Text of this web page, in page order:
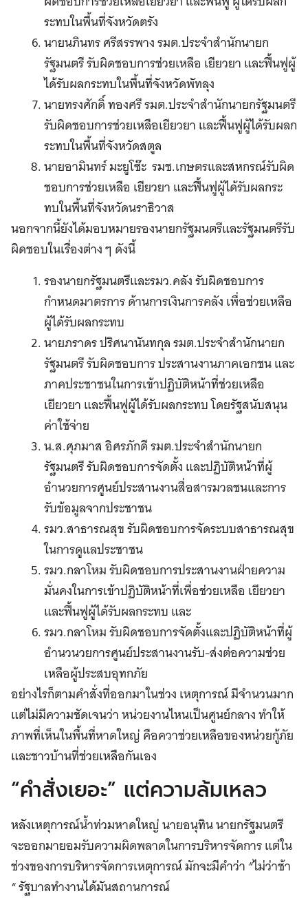
ระทบในพื้นที่จังหวัดตรัง
นายนภินทร ศรีสรรพาง รมต.ประจำสำนักนายก
รัฐมนตรี รับผิดชอบการช่วยเหลือ เยียวยา และฟื้นฟูผู้
ได้รับผลกระทบในพื้นที่จังหวัดพัทลุง
นายทรงศักดิ์ ทองศรี รมต.ประจำสำนักนายกรัฐมนตรี
รับผิดชอบการช่วยเหลือเยียวยา และฟื้นฟูผู้ได้รับผลก
ระทบในพื้นที่จังหวัดสตูล
นายอามินทร์ มะยูโซ๊ะ รมช.เกษตรและสหกรณ์รับผิด
ชอบการช่วยเหลือ เยียวยา และฟื้นฟูผู้ได้รับผลกระ
ทบในพื้นที่จังหวัดนราธิวาส
นอกจากนี้ยังได้มอบหมายรองนายกรัฐมนตรีและรัฐมนตรีรับ
ผิดชอบในเรื่องต่าง ๆ ดังนี้
รองนายกรัฐมนตรีและรมว.คลัง รับผิดชอบการ
กำหนดมาตรการ ด้านการเงินการคลัง เพื่อช่วยเหลือ
ผู้ได้รับผลกระทบ
นายภราดร ปริศนานันทกุล รมต.ประจำสำนักนายก
รัฐมนตรี รับผิดชอบการ ประสานงานภาคเอกชน และ
ภาคประชาชนในการเข้าปฏิบัติหน้าที่ช่วยเหลือ
เยียวยา และฟื้นฟูผู้ได้รับผลกระทบ โดยรัฐสนับสนุน
ค่าใช้จ่าย
น.ส.ศุภมาส อิศรภักดี รมต.ประจำสำนักนายก
รัฐมนตรี รับผิดชอบการจัดตั้ง และปฏิบัติหน้าที่ผู้
อำนวยการศูนย์ประสานงานสื่อสารมวลชนและการ
รับข้อมูลจากประชาชน
รมว.สาธารณสุข รับผิดชอบการจัดระบบสาธารณสุข
ในการดูแลประชาชน
รมว.กลาโหม รับผิดชอบการประสานงานฝ่ายความ
มั่นคงในการเข้าปฏิบัติหน้าที่เพื่อช่วยเหลือ เยียวยา
และฟื้นฟูผู้ได้รับผลกระทบ และ
รมว.กลาโหม รับผิดชอบการจัดตั้งและปฏิบัติหน้าที่ผู้
อำนวนวยการศูนย์ประสานงานรับ-ส่งต่อความช่วย
เหลือผู้ประสบอุทกภัย
อย่างไรก็ตามคำสั่งที่ออกมาในช่วง เหตุการณ์ มีจำนวนมาก
แต่ไม่มีความชัดเจนว่า หน่วยงานไหนเป็นศูนย์กลาง ทำให้
ภาพที่เห็นในพื้นที่หาดใหญ่ คือควาช่วยเหลือของหน่วยกู้ภัย
และชาวบ้านที่ช่วยเหลือกันเอง
“คำสั่งเยอะ” แต่ความล้มเหลว
หลังเหตุการณ์น้ำท่วมหาดใหญ่ นายอนุทิน นายกรัฐมนตรี
จะออกมายอมรับความผิดพลาดในการบริหารจัดการ แต่ใน
ช่วงของการบริหารจัดการเหตุการณ์ มักจะมีคำว่า “ไม่ว่าช้า
“ รัฐบาลทำงานได้มันสถานการณ์